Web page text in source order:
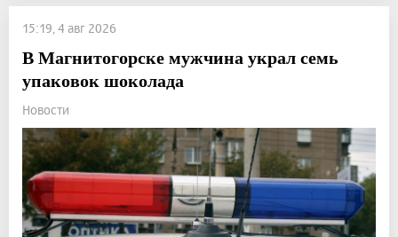
15:19, 4 авг 2026
В Магнитогорске мужчина украл семь
упаковок шоколада
Новости